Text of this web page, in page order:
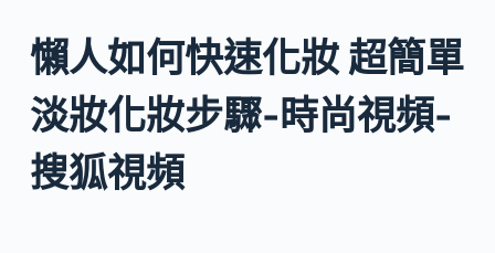
懶人如何快速化妝 超簡單
淡妝化妝步驟-時尚視頻-
搜狐視頻